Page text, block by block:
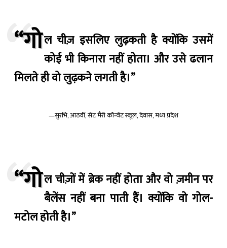
“गोल चीज़ इसलिए लुढ़कती है क्योंकि उसमें
कोई भी किनारा नहीं होता। और उसे ढलान
मिलते ही वो लुढ़कने लगती है।”
—सुरभि, आठवीं, सेंट मैरी कॉन्वेंट स्कूल, देवास, मध्य प्रदेश
“गोल चीज़ों में ब्रेक नहीं होता और वो ज़मीन पर
बैलेंस नहीं बना पाती हैं। क्योंकि वो गोल-
मटोल होती है।”